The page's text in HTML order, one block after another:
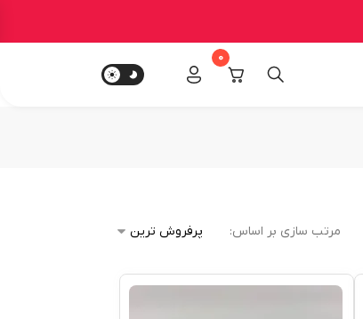
0
مرتب سازی بر اساس: